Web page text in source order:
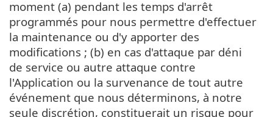
moment (a) pendant les temps d'arrêt
programmés pour nous permettre d'effectuer
la maintenance ou d'y apporter des
modifications ; (b) en cas d'attaque par déni
de service ou autre attaque contre
l'Application ou la survenance de tout autre
événement que nous déterminons, à notre
seule discrétion, constituerait un risque pour